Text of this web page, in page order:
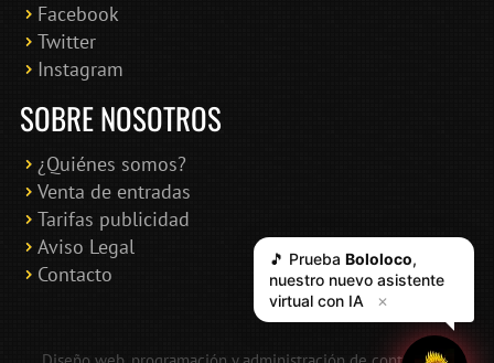
Facebook
Twitter
Instagram
SOBRE NOSOTROS
¿Quiénes somos?
Venta de entradas
Tarifas publicidad
Aviso Legal
Contacto
🎵 Prueba Bololoco,
nuestro nuevo asistente
virtual con IA
✕